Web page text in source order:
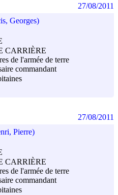
Georges)
CARRIÈRE
de l'armée de terre
commandant
27/08/2011
Pierre)
CARRIÈRE
de l'armée de terre
commandant
27/08/2011